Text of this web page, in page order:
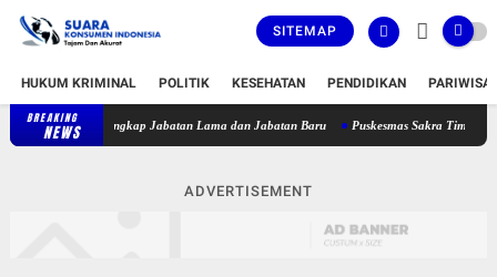
SITEMAP
HUKUM KRIMINAL POLITIK KESEHATAN PENDIDIKAN
BREAKING
NEWS Bupati Lombok Timur Lantik 36 Pejabat, Berikut Daftar Lengkap
ADVERTISEMENT